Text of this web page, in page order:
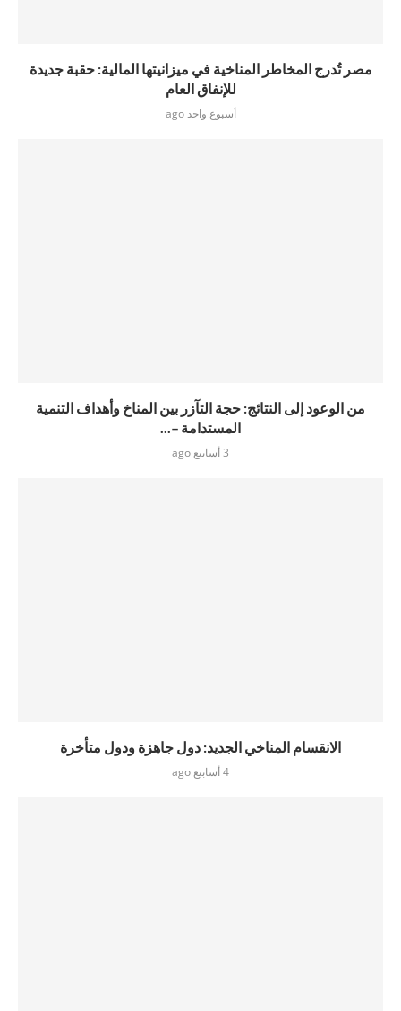
مصر تُدرج المخاطر المناخية في ميزانيتها المالية: حقبة جديدة
للإنفاق العام
أسبوع واحد ago
من الوعود إلى النتائج: حجة التآزر بين المناخ وأهداف التنمية
المستدامة –...
3 أسابيع ago
الانقسام المناخي الجديد: دول جاهزة ودول متأخرة
4 أسابيع ago